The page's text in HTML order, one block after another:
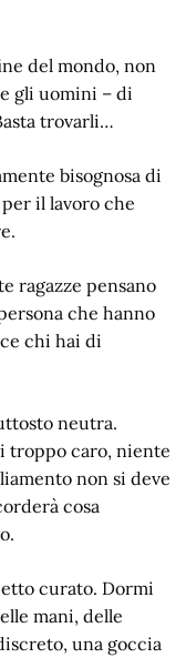
del mondo, non
gli uomini – di
trovarli…
bisognosa di
il lavoro che
ragazze pensano
che hanno
chi hai di
neutra.
troppo caro, niente
non si deve
cosa
curato. Dormi
mani, delle
una goccia